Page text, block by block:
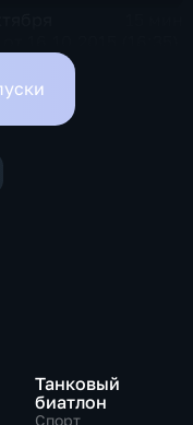
Танковый
биатлон
Спорт